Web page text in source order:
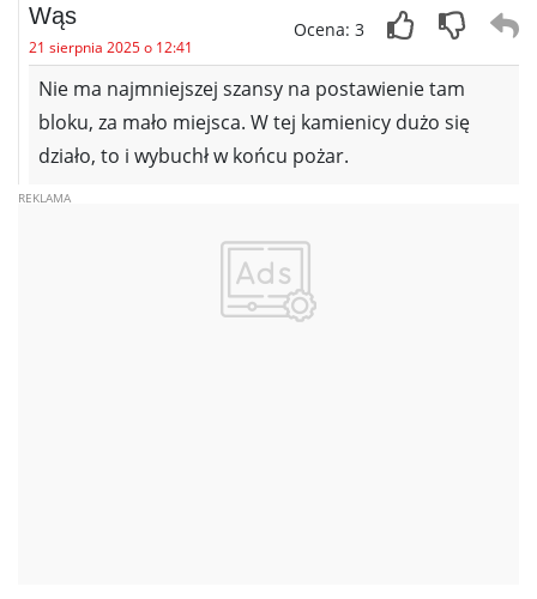
Wąs
21 sierpnia 2025 o 12:41
Ocena: 3
Nie ma najmniejszej szansy na postawienie tam
bloku, za mało miejsca. W tej kamienicy dużo się
działo, to i wybuchł w końcu pożar.